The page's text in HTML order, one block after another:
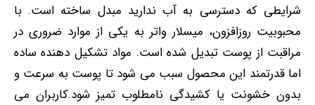
شرایطی که دسترسی به آب ندارید مبدل ساخته است. با
محبوبیت روزافزون، میسلار واتر به یکی از موارد ضروری در
مراقبت از پوست تبدیل شده است. مواد تشکیل دهنده‌ ساده
اما قدرتمند این محصول سبب می شود تا پوست به سرعت و
بدون خشونت یا کشیدگی نامطلوب تمیز شود.کاربران می